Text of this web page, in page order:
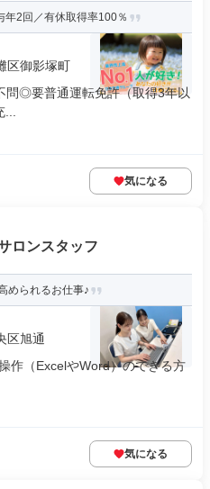
年2回／有休取得率100％
区御影塚町
問◎要普通運転免許（取得3年以
気になる
ロンスタッフ
められるお仕事♪
区旭通
作（ExcelやWord）のできる方
気になる